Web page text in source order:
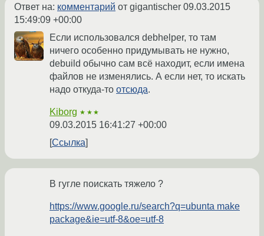
Ответ на: комментарий от gigantischer 09.03.2015
15:49:09 +00:00
Если использовался debhelper, то там
ничего особенно придумывать не нужно,
debuild обычно сам всё находит, если имена
файлов не изменялись. А если нет, то искать
надо откуда-то отсюда.
Kiborg ★★★
09.03.2015 16:41:27 +00:00
Ссылка
В гугле поискать тяжело ?
https://www.google.ru/search?q=ubunta make
package&ie=utf-8&oe=utf-8